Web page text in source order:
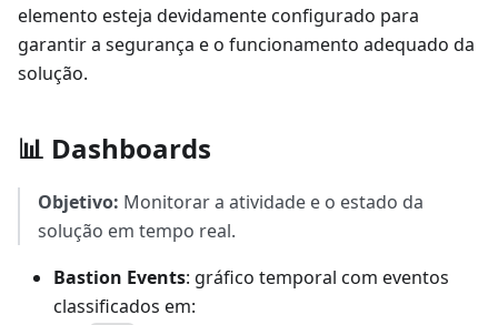
elemento esteja devidamente configurado para
garantir a segurança e o funcionamento adequado da
solução.
📊 Dashboards
Objetivo: Monitorar a atividade e o estado da
solução em tempo real.
Bastion Events: gráfico temporal com eventos
classificados em: